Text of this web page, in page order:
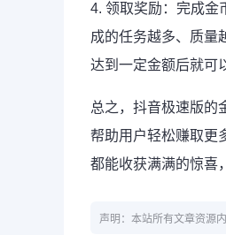
4. 领取奖励：完成金
成的任务越多、质量
达到一定金额后就可
总之，抖音极速版的
帮助用户轻松赚取更
都能收获满满的惊喜
声明：本站所有文章资源